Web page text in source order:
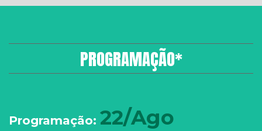
PROGRAMAÇÃO*
Programação: 22/Ago